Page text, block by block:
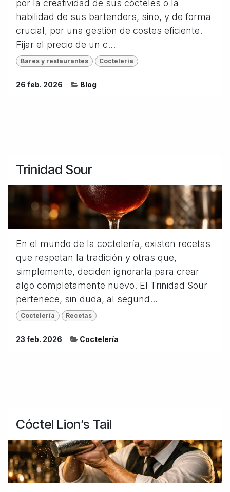
por la creatividad de sus cócteles o la
habilidad de sus bartenders, sino, y de forma
crucial, por una gestión de costes eficiente.
Fijar el precio de un c...
Bares y restaurantes Coctelería
26 feb. 2026 Blog
Trinidad Sour
En el mundo de la coctelería, existen recetas
que respetan la tradición y otras que,
simplemente, deciden ignorarla para crear
algo completamente nuevo. El Trinidad Sour
pertenece, sin duda, al segund...
Coctelería Recetas
23 feb. 2026 Coctelería
Cóctel Lion’s Tail